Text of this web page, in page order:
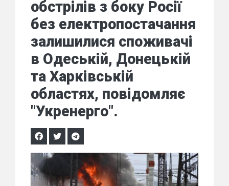
обстрілів з боку Росії
без електропостачання
залишилися споживачі
в Одеській, Донецькій
та Харківській
областях, повідомляє
"Укренерго".